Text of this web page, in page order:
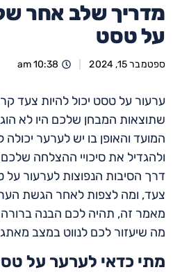
מדריך שלב אחר
על טסט
ספטמבר 15, 2024 10:38 am
ערעור על טסט יכול להיות צעד
שתוצאות המבחן שלכם היו לא
המועד והאופן בו יש לערער
ולהגדיל את סיכויי ההצלחה
דרך הסיבות הנפוצות לערעור
צעד, ומה לצפות לאחר הגשת
מאמר זה, תהיה לכם הבנה
מה שיעזור לכם לנווט במצב
מתי כדאי לערער על